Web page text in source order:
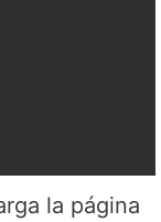
la página